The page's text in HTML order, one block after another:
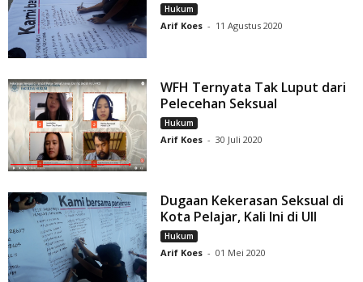
Hukum
Arif Koes - 11 Agustus 2020
WFH Ternyata Tak Luput dari
Pelecehan Seksual
Hukum
Arif Koes - 30 Juli 2020
Dugaan Kekerasan Seksual di
Kota Pelajar, Kali Ini di UII
Hukum
Arif Koes - 01 Mei 2020